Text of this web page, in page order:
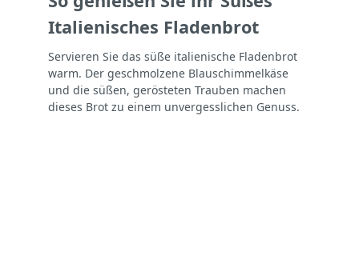
Italienisches Fladenbrot
Servieren Sie das süße italienische Fladenbrot
warm. Der geschmolzene Blauschimmelkäse
und die süßen, gerösteten Trauben machen
dieses Brot zu einem unvergesslichen Genuss.